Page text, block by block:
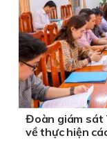
Đoàn giám sát
về thực hiện